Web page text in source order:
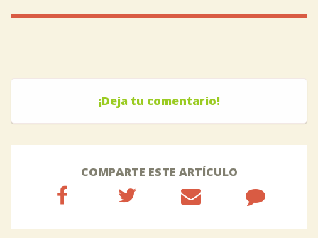
¡Deja tu comentario!
COMPARTE ESTE ARTÍCULO